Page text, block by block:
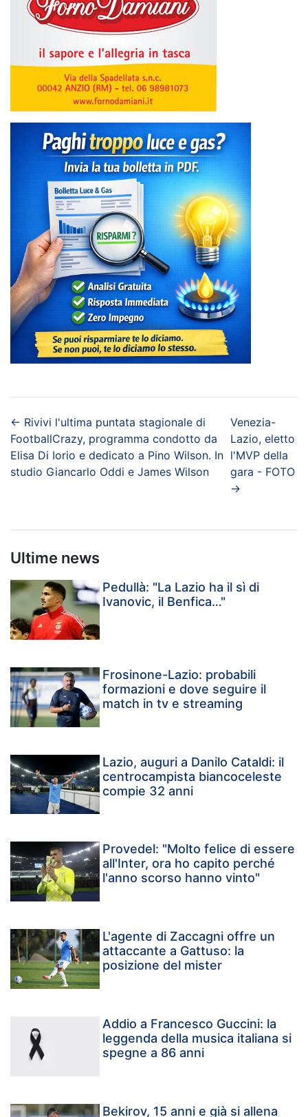
← Rivivi l'ultima puntata stagionale di
FootballCrazy, programma condotto da
Elisa Di Iorio e dedicato a Pino Wilson. In
studio Giancarlo Oddi e James Wilson
Venezia-
Lazio, eletto
l'MVP della
gara - FOTO
→
Ultime news
Pedullà: "La Lazio ha il sì di
Ivanovic, il Benfica…"
Frosinone-Lazio: probabili
formazioni e dove seguire il
match in tv e streaming
Lazio, auguri a Danilo Cataldi: il
centrocampista biancoceleste
compie 32 anni
Provedel: "Molto felice di essere
all'Inter, ora ho capito perché
l'anno scorso hanno vinto"
L'agente di Zaccagni offre un
attaccante a Gattuso: la
posizione del mister
Addio a Francesco Guccini: la
leggenda della musica italiana si
spegne a 86 anni
Bekirov, 15 anni e già si allena